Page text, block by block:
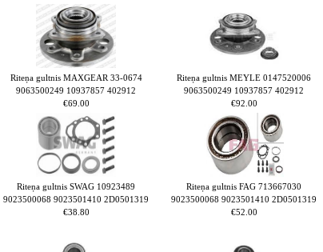
Riteņa gultnis MAXGEAR 33-0674
9063500249 10937857 402912
€69.00
Riteņa gultnis MEYLE 0147520006
9063500249 10937857 402912
€92.00
Riteņa gultnis SWAG 10923489
9023500068 9023501410 2D0501319
€38.80
Riteņa gultnis FAG 713667030
9023500068 9023501410 2D0501319
€52.00